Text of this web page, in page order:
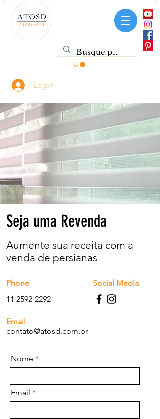
Login
Seja uma Revenda
Aumente sua receita com a
venda de persianas
Phone
Social Media
11 2592-2292
Email
contato@atosd.com.br
Nome
Email